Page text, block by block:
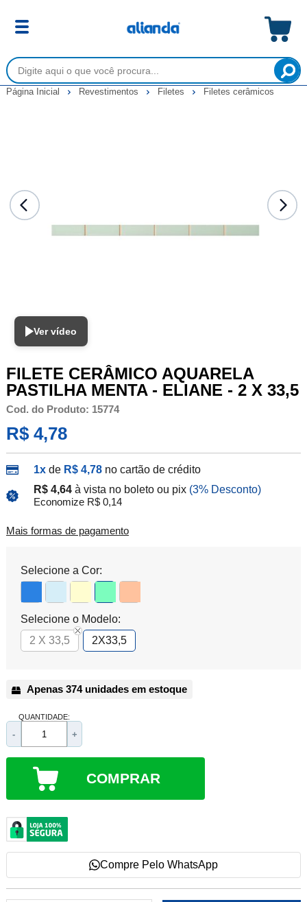
Página Inicial Revestimentos Filetes Filetes cerâmicos
Ver vídeo
FILETE CERÂMICO AQUARELA
PASTILHA MENTA - ELIANE - 2 X 33,5
Cod. do Produto: 15774
R$ 4,78
1xde R$ 4,78 no cartão de crédito
R$ 4,64 à vista no boleto ou pix (3% Desconto)
Economize R$ 0,14
Mais formas de pagamento
Selecione a Cor:
Selecione o Modelo:
2 X 33,5
2X33,5
Apenas 374 unidades em estoque
QUANTIDADE:
- +
COMPRAR
Compre Pelo WhatsApp